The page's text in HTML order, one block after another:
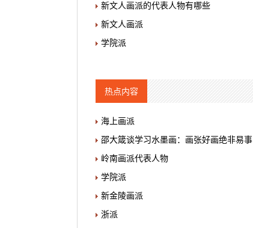
新文人画派的代表人物有哪些
新文人画派
学院派
热点内容
海上画派
邵大箴谈学习水墨画：画张好画绝非易事
岭南画派代表人物
学院派
新金陵画派
浙派